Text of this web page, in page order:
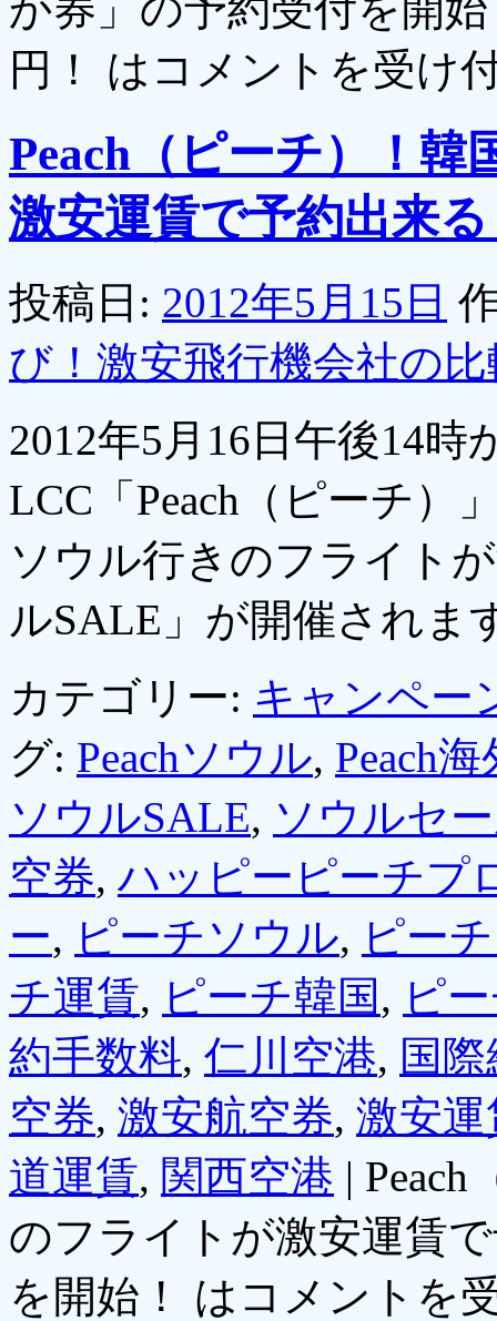
か券」の予約受付を開
円！ は コメントを受け
Peach（ピーチ）！
激安運賃で予約出来
投稿日: 2012年5月15日
び！激安飛行機会社の
2012年5月16日午後14
LCC「Peach（ピーチ）
ソウル行きのフライト
ルSALE」が開催されま
カテゴリー: キャンペー
グ: Peachソウル, Peach海
ソウルSALE, ソウルセ
空券,ハッピーピーチプ
ー, ピーチソウル, ピー
チ運賃, ピーチ韓国, ピ
約手数料, 仁川空港, 国
空券, 激安航空券, 激安運
道運賃, 関西空港 |
のフライトが激安運賃
を開始！ は コメントを